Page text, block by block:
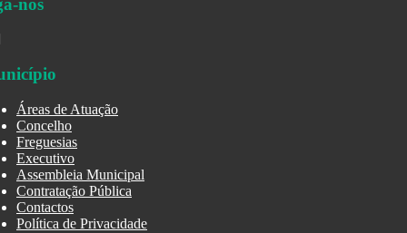
nos
Áreas de Atuação
Concelho
Freguesias
Executivo
Assembleia Municipal
Contratação Pública
Contactos
Política de Privacidade